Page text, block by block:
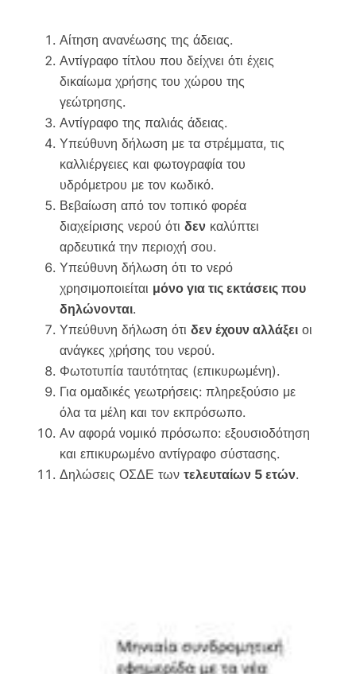
Αίτηση ανανέωσης της άδειας.
Αντίγραφο τίτλου που δείχνει ότι έχεις
δικαίωμα χρήσης του χώρου της
γεώτρησης.
Αντίγραφο της παλιάς άδειας.
Υπεύθυνη δήλωση με τα στρέμματα, τις
καλλιέργειες και φωτογραφία του
υδρόμετρου με τον κωδικό.
Βεβαίωση από τον τοπικό φορέα
διαχείρισης νερού ότιδεν καλύπτει
αρδευτικά την περιοχή σου.
Υπεύθυνη δήλωση ότι το νερό
χρησιμοποιείται μόνο για τις εκτάσεις που
δηλώνονται.
Υπεύθυνη δήλωση ότιδεν έχουν αλλάξει οι
ανάγκες χρήσης του νερού.
Φωτοτυπία ταυτότητας (επικυρωμένη).
Για ομαδικές γεωτρήσεις: πληρεξούσιο με
όλα τα μέλη και τον εκπρόσωπο.
Αν αφορά νομικό πρόσωπο: εξουσιοδότηση
και επικυρωμένο αντίγραφο σύστασης.
Δηλώσεις ΟΣΔΕ τωντελευταίων 5 ετών.